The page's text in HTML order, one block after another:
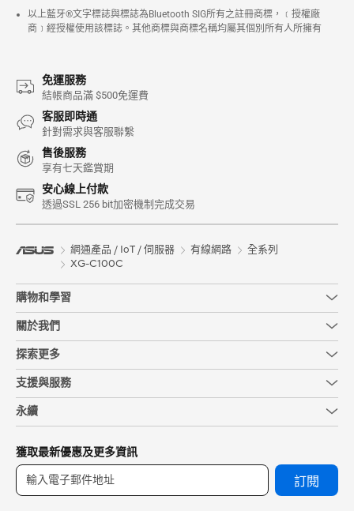
以上藍牙®文字標誌與標誌為Bluetooth SIG所有之註冊商標，﹝授權廠
商﹞經授權使用該標誌。其他商標與商標名稱均屬其個別所有人所擁有
免運服務
結帳商品滿 $500免運費
客服即時通
針對需求與客服聯繫
售後服務
享有七天鑑賞期
安心線上付款
透過SSL 256 bit加密機制完成交易
網通產品 / IoT / 伺服器 有線網路
全系列
XG-C100C
購物和學習
關於我們
探索更多
支援與服務
永續
獲取最新優惠及更多資訊
訂閱